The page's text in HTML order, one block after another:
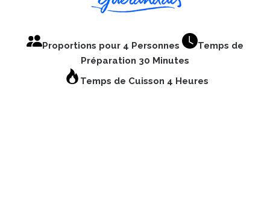
Proportions pour 4 Personnes
Temps de
Préparation 30 Minutes
Temps de Cuisson 4 Heures